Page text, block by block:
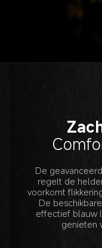
De
regelt de
voorkomt
De
effectief blauw
genieten